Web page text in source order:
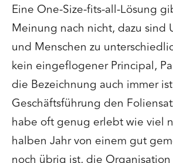
Eine One-Size-fits-all-Lösung
Meinung nach nicht, dazu sind
und Menschen zu
kein eingeflogener Principal,
die Bezeichnung auch immer
Geschäftsführung den
habe oft genug erlebt wie viel
halben Jahr von einem gut
noch übrig ist, die